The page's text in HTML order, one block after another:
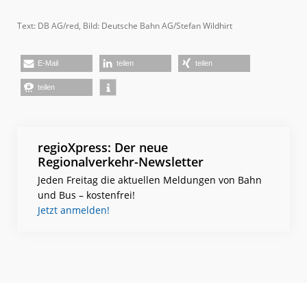
Text: DB AG/red, Bild: Deutsche Bahn AG/Stefan Wildhirt
E-Mail teilen teilen
teilen
regioXpress: Der neue
Regionalverkehr-Newsletter
Jeden Freitag die aktuellen Meldungen von Bahn
und Bus – kostenfrei!
Jetzt anmelden!